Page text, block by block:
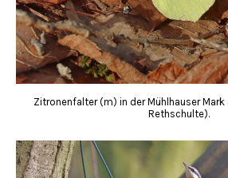
Zitronenfalter (m) in der Mühlhauser Mark
Rethschulte).